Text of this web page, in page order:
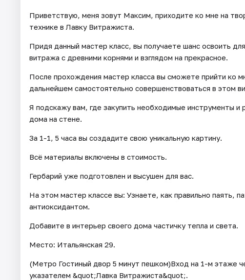
Приветствую, меня зовут Максим, приходите ко мне на
технике в Лавку Витражиста.
Придя данный мастер класс, вы получаете шанс освоить
витража с древними корнями и взглядом на прекрасное.
После прохождения мастер класса вы сможете прийти ко
дальнейшем самостоятельно совершенствоваться в этом
Я подскажу вам, где закупить необходимые инструменты
дома на стене.
За 1-1, 5 часа вы создадите свою уникальную картину.
Всё материалы включены в стоимость.
Гербарий уже подготовлен и высушен для вас.
На этом мастер классе вы: Узнаете, как правильно паять,
антиоксидантом.
Добавите в интерьер своего дома частичку тепла и света.
Место: Итальянская 29.
(Метро Гостиный двор 5 минут пешком)Вход на 1-м этаже
указателем &quot;Лавка Витражиста&quot;.